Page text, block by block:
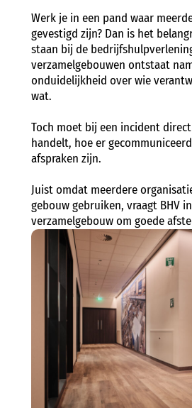
Werk je in een pand waar
gevestigd zijn? Dan is het
staan bij de
verzamelgebouwen ontstaat
onduidelijkheid over wie
wat.
Toch moet bij een incident
handelt, hoe er
afspraken zijn.
Juist omdat meerdere
gebouw gebruiken, vraagt BHV
verzamelgebouw om goede